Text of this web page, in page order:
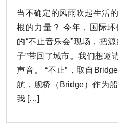
当不确定的风雨吹起生活
根的力量？ 今年，国际
的“不止音乐会”现场，把
子”带回了城市。我们想邀
声音。 “不止”，取自
航，舰桥（Bridge）作为
我 […]